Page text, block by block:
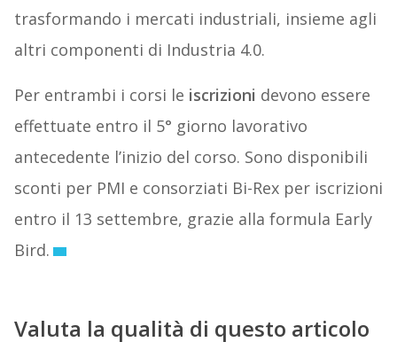
trasformando i mercati industriali, insieme agli
altri componenti di Industria 4.0.
Per entrambi i corsi le iscrizioni devono essere
effettuate entro il 5° giorno lavorativo
antecedente l’inizio del corso. Sono disponibili
sconti per PMI e consorziati Bi-Rex per iscrizioni
entro il 13 settembre, grazie alla formula Early
Bird.
Valuta la qualità di questo articolo